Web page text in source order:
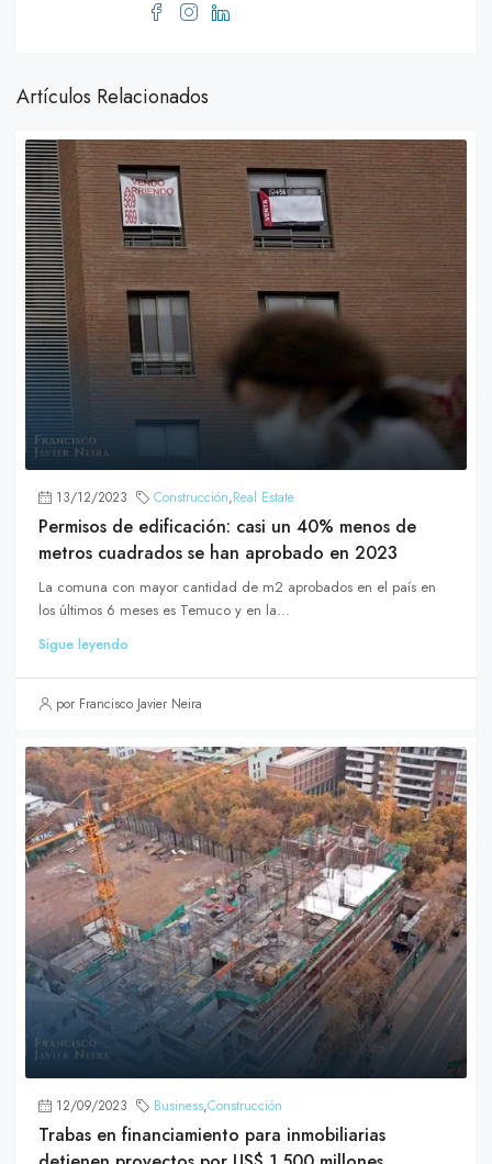
Artículos Relacionados
13/12/2023 Construcción,Real Estate
Permisos de edificación: casi un 40% menos de
metros cuadrados se han aprobado en 2023
La comuna con mayor cantidad de m2 aprobados en el país en
los últimos 6 meses es Temuco y en la...
Sigue leyendo
por Francisco Javier Neira
12/09/2023 Business,Construcción
Trabas en financiamiento para inmobiliarias